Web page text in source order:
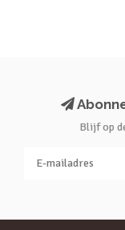
Blijf op